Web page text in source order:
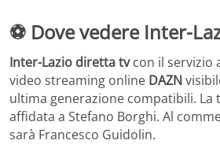
⚽ Dove vedere Inter-
Inter-Lazio diretta tvcon il servizio
video streaming online DAZN
ultima generazione compatibili. La
affidata a Stefano Borghi. Al
sarà Francesco Guidolin.